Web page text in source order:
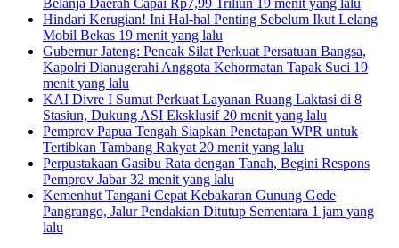
Belanja Daerah Capai Rp7,99 Triliun 19 menit yang lalu
Hindari Kerugian! Ini Hal-hal Penting Sebelum Ikut Lelang
Mobil Bekas 19 menit yang lalu
Gubernur Jateng: Pencak Silat Perkuat Persatuan Bangsa,
Kapolri Dianugerahi Anggota Kehormatan Tapak Suci 19
menit yang lalu
KAI Divre I Sumut Perkuat Layanan Ruang Laktasi di 8
Stasiun, Dukung ASI Eksklusif 20 menit yang lalu
Pemprov Papua Tengah Siapkan Penetapan WPR untuk
Tertibkan Tambang Rakyat 20 menit yang lalu
Perpustakaan Gasibu Rata dengan Tanah, Begini Respons
Pemprov Jabar32 menit yang lalu
Kemenhut Tangani Cepat Kebakaran Gunung Gede
Pangrango, Jalur Pendakian Ditutup Sementara 1 jam yang
lalu